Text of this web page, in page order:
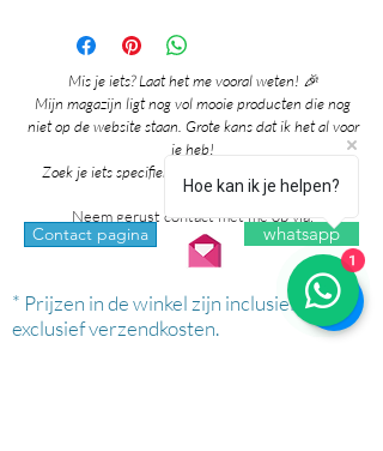
Mis je iets? Laat het me vooral weten! 🎉
Mijn magazijn ligt nog vol mooie producten die nog
niet op de website staan. Grote kans dat ik het al voor
je heb!
Zoek je iets specifieks? Ik denk graag met je mee!
Neem gerust contact met me op via:
Contact pagina whatsapp
* Prijzen in de winkel zijn inclusief btw en
exclusief verzendkosten.
Hoe kan ik je helpen?
1